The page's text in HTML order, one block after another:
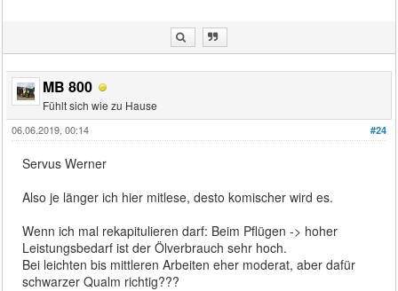
MB 800
Fühlt sich wie zu Hause
#24
06.06.2019, 00:14
Servus Werner
Also je länger ich hier mitlese, desto komischer wird es.
Wenn ich mal rekapitulieren darf: Beim Pflügen -> hoher
Leistungsbedarf ist der Ölverbrauch sehr hoch.
Bei leichten bis mittleren Arbeiten eher moderat, aber dafür
schwarzer Qualm richtig???